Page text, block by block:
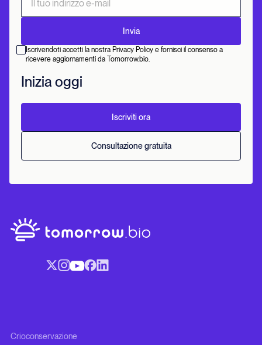
Iscrivendoti accetti la nostra Privacy Policy e fornisci il consenso a
ricevere aggiornamenti da Tomorrow.bio.
Inizia oggi
Iscriviti ora
Consultazione gratuita
Crioconservazione